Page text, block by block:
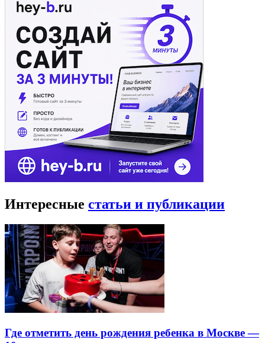
Интересные статьи и публикации
Где отметить день рождения ребенка в Москве —